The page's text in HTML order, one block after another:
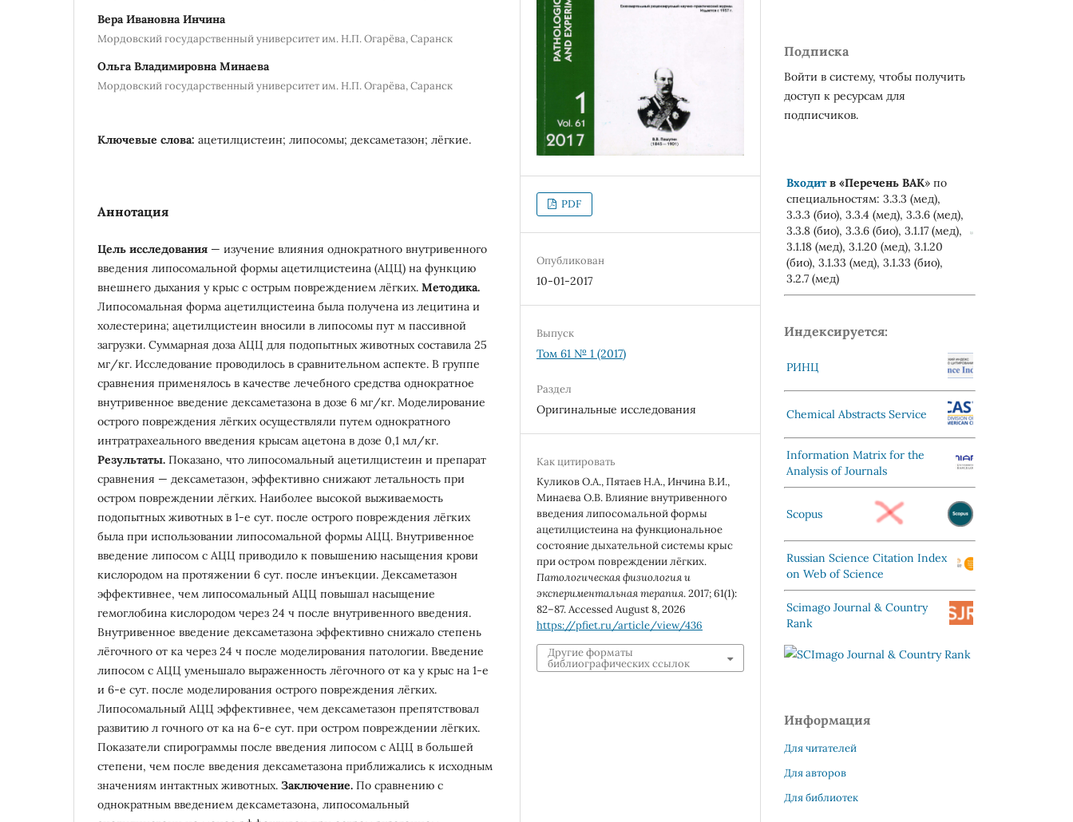
Вера Ивановна Инчина
Мордовский государственный университет им. Н.П. Огарёва, Саранск
Ольга Владимировна Минаева
Мордовский государственный университет им. Н.П. Огарёва, Саранск
Ключевые слова: ацетилцистеин; липосомы; дексаметазон; лёгкие.
Аннотация
Цель исследования — изучение влияния однократного внутривенного
введения липосомальной формы ацетилцистеина (АЦЦ) на функцию
внешнего дыхания у крыс с острым повреждением лёгких. Методика.
Липосомальная форма ацетилцистеина была получена из лецитина и
холестерина; ацетилцистеин вносили в липосомы пут м пассивной
загрузки. Суммарная доза АЦЦ для подопытных животных составила 25
мг/кг. Исследование проводилось в сравнительном аспекте. В группе
сравнения применялось в качестве лечебного средства однократное
внутривенное введение дексаметазона в дозе 6 мг/кг. Моделирование
острого повреждения лёгких осуществляли путем однократного
интратрахеального введения крысам ацетона в дозе 0,1 мл/кг.
Результаты. Показано, что липосомальный ацетилцистеин и препарат
сравнения — дексаметазон, эффективно снижают летальность при
остром повреждении лёгких. Наиболее высокой выживаемость
подопытных животных в 1-е сут. после острого повреждения лёгких
была при использовании липосомальной формы АЦЦ. Внутривенное
введение липосом с АЦЦ приводило к повышению насыщения крови
кислородом на протяжении 6 сут. после инъекции. Дексаметазон
эффективнее, чем липосомальный АЦЦ повышал насыщение
гемоглобина кислородом через 24 ч после внутривенного введения.
Внутривенное введение дексаметазона эффективно снижало степень
лёгочного от ка через 24 ч после моделирования патологии. Введение
липосом с АЦЦ уменьшало выраженность лёгочного от ка у крыс на 1-е
и 6-е сут. после моделирования острого повреждения лёгких.
Липосомальный АЦЦ эффективнее, чем дексаметазон препятствовал
развитию л гочного от ка на 6-е сут. при остром повреждении лёгких.
Показатели спирограммы после введения липосом с АЦЦ в большей
степени, чем после введения дексаметазона приближались к исходным
значениям интактных животных. Заключение. По сравнению с
однократным введением дексаметазона, липосомальный
PDF
Опубликован
10-01-2017
Выпуск
Том 61 № 1 (2017)
Раздел
Оригинальные исследования
Как цитировать
Куликов О.А., Пятаев Н.А., Инчина В.И.,
Минаева О.В. Влияние внутривенного
введения липосомальной формы
ацетилцистеина на функциональное
состояние дыхательной системы крыс
при остром повреждении лёгких.
Патологическая физиология и
экспериментальная терапия. 2017; 61(1):
82–87. Accessed August 8, 2026
https://pfiet.ru/article/view/436
Другие форматы
библиографических ссылок
Подписка
Войти в систему, чтобы получить
доступ к ресурсам для
подписчиков.
Входит в «Перечень ВАК» по
специальностям: 3.3.3 (мед),
3.3.3 (био), 3.3.4 (мед), 3.3.6 (мед),
3.3.8 (био), 3.3.6 (био), 3.1.17 (мед),
3.1.18 (мед), 3.1.20 (мед), 3.1.20
(био), 3.1.33 (мед), 3.1.33 (био),
3.2.7 (мед)
Индексируется:
РИНЦ
Chemical Abstracts Service
Information Matrix for the
Analysis of Journals
Scopus
Russian Science Citation Index
on Web of Science
Scimago Journal & Country
Rank
Информация
Для читателей
Для авторов
Для библиотек